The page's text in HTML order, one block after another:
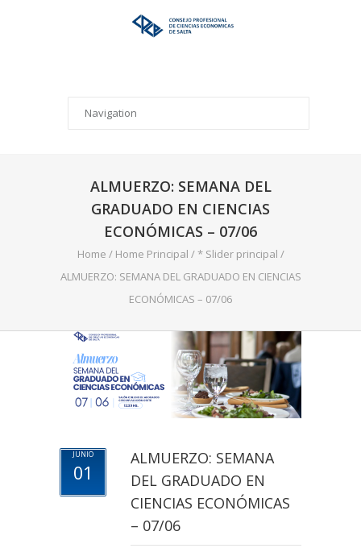
ALMUERZO: SEMANA DEL
GRADUADO EN CIENCIAS
ECONÓMICAS – 07/06
Home / Home Principal /* Slider principal /
ALMUERZO: SEMANA DEL GRADUADO EN CIENCIAS
ECONÓMICAS – 07/06
JUNIO
01
ALMUERZO: SEMANA
DEL GRADUADO EN
CIENCIAS ECONÓMICAS
– 07/06